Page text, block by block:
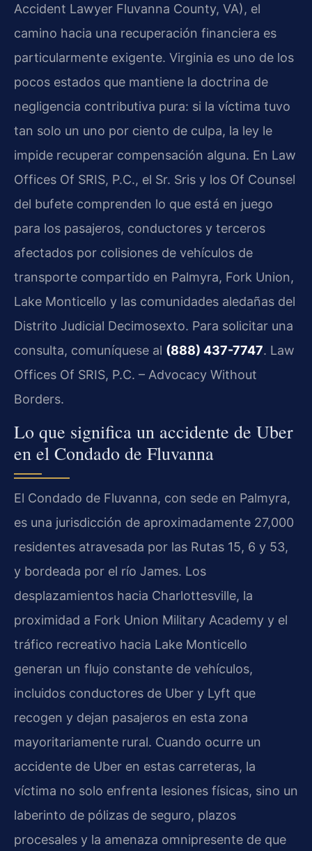
Accident Lawyer Fluvanna County, VA), el
camino hacia una recuperación financiera es
particularmente exigente. Virginia es uno de los
pocos estados que mantiene la doctrina de
negligencia contributiva pura: si la víctima tuvo
tan solo un uno por ciento de culpa, la ley le
impide recuperar compensación alguna. En Law
Offices Of SRIS, P.C., el Sr. Sris y los Of Counsel
del bufete comprenden lo que está en juego
para los pasajeros, conductores y terceros
afectados por colisiones de vehículos de
transporte compartido en Palmyra, Fork Union,
Lake Monticello y las comunidades aledañas del
Distrito Judicial Decimosexto. Para solicitar una
consulta, comuníquese al (888) 437-7747. Law
Offices Of SRIS, P.C. – Advocacy Without
Borders.
Lo que significa un accidente de Uber
en el Condado de Fluvanna
El Condado de Fluvanna, con sede en Palmyra,
es una jurisdicción de aproximadamente 27,000
residentes atravesada por las Rutas 15, 6 y 53,
y bordeada por el río James. Los
desplazamientos hacia Charlottesville, la
proximidad a Fork Union Military Academy y el
tráfico recreativo hacia Lake Monticello
generan un flujo constante de vehículos,
incluidos conductores de Uber y Lyft que
recogen y dejan pasajeros en esta zona
mayoritariamente rural. Cuando ocurre un
accidente de Uber en estas carreteras, la
víctima no solo enfrenta lesiones físicas, sino un
laberinto de pólizas de seguro, plazos
procesales y la amenaza omnipresente de que